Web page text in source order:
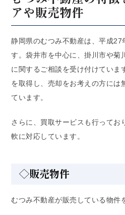
アや販売物件
静岡県のむつみ不動産は、平成
す。袋井市を中心に、掛川市や菊
に関するご相談を受け付けていま
を取得し、売却をお考えの方には
ています。
さらに、買取サービスも行ってお
軟に対応しています。
◇販売物件
むつみ不動産が販売している物件